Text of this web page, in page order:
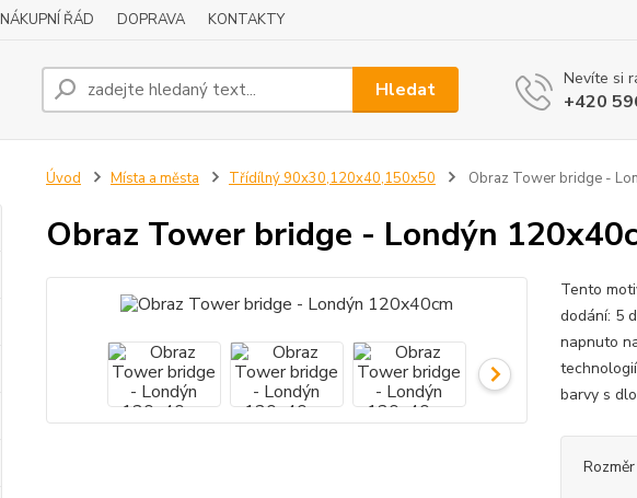
NÁKUPNÍ ŘÁD DOPRAVA KONTAKTY
Hledat Nevíte si
+420
Úvod Místa a města Třídílný 90x30,120x40,150x50 Obraz Tower bridge -
Obraz Tower bridge - Londýn
Tento
dodání: 5
napnuto
barvy s
Rozměr